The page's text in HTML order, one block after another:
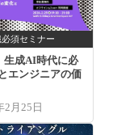
須セミナー
生成AI時代に必
エンジニアの価
2月25日